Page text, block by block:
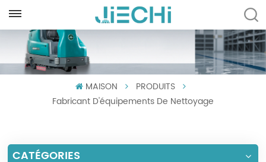
English
Español
MAISON
PRODUITS
Fabricant D'équipements De Nettoyage
CATÉGORIES